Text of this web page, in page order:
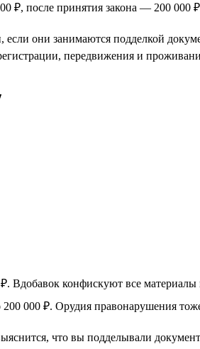
₽, после принятия закона — 200 000
если они занимаются подделкой
передвижения и
Вдобавок конфискуют все
000 ₽. Орудия правонарушения тоже
что вы подделывали